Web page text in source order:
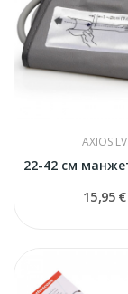
AXIOS.LV
15,95 €